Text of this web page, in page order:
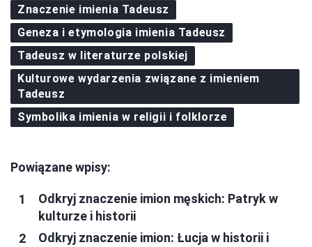
Znaczenie imienia Tadeusz
Geneza i etymologia imienia Tadeusz
Tadeusz w literaturze polskiej
Kulturowe wydarzenia związane z imieniem
Tadeusz
Symbolika imienia w religii i folklorze
Powiązane wpisy:
Odkryj znaczenie imion męskich: Patryk w
kulturze i historii
Odkryj znaczenie imion: Łucja w historii i